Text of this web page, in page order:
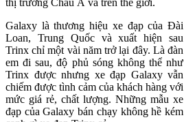
Galaxy là thương hiệu xe đạp của Đài
Loan, Trung Quốc và xuất hiện sau
Trinx chỉ một vài năm trở lại đây. Là đàn
em đi sau, độ phủ sóng không thể như
Trinx được nhưng xe đạp Galaxy vẫn
chiếm được tình cảm của khách hàng với
mức giá rẻ, chất lượng. Những mẫu xe
đạp của Galaxy bán chạy không hề kém